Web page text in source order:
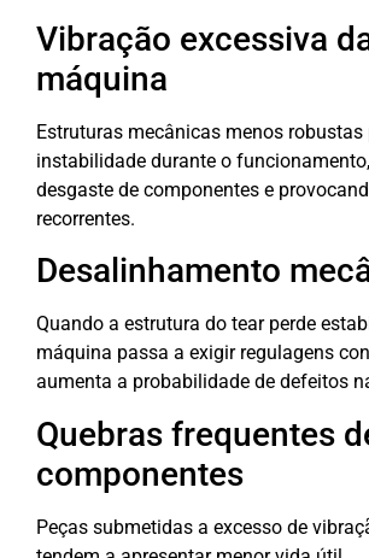
Vibração excessiva
máquina
Estruturas mecânicas menos robustas
instabilidade durante o
desgaste de componentes e
recorrentes.
Desalinhamento
Quando a estrutura do tear perde
máquina passa a exigir regulagens
aumenta a probabilidade de defeitos
Quebras frequentes
componentes
Peças submetidas a excesso de